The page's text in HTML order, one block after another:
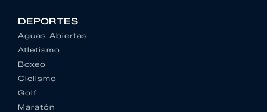
DEPORTES
Aguas Abiertas
Atletismo
Boxeo
Ciclismo
Golf
Maratón